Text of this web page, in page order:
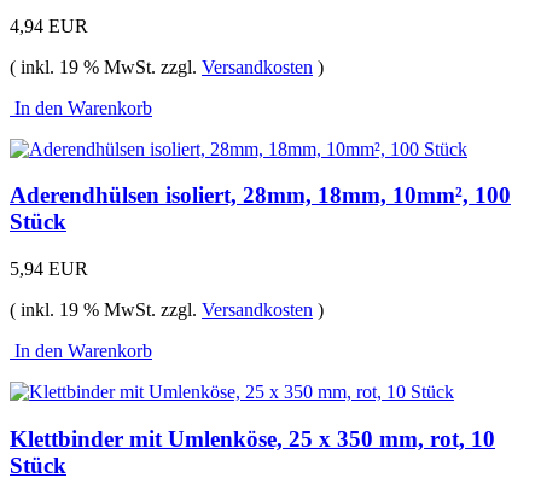
4,94 EUR
( inkl. 19 % MwSt. zzgl. Versandkosten )
In den Warenkorb
Aderendhülsen isoliert, 28mm, 18mm, 10mm², 100
Stück
5,94 EUR
( inkl. 19 % MwSt. zzgl. Versandkosten )
In den Warenkorb
Klettbinder mit Umlenköse, 25 x 350 mm, rot, 10
Stück